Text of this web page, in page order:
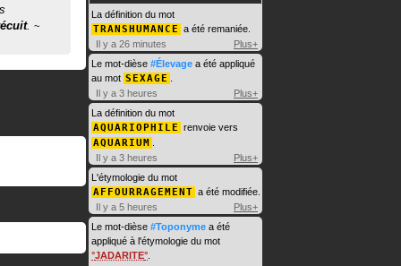
.
La définition du mot
TRANSHUMANCE a été remaniée.
Il y a 26 minutes
Plus+
Le mot-dièse #Élevage a été appliqué
au mot SEXAGE
Il y a 3 heures
Plus+
La définition du mot
AQUARIOPHILE renvoie vers
AQUARIUM
Il y a 3 heures
Plus+
L'étymologie du mot
AFFOURRAGEMENT a été modifiée.
Il y a 5 heures
Plus+
Le mot-dièse #Toponyme a été
appliqué à l'étymologie du mot
JADARITE